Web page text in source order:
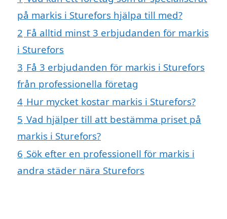
på markis i Sturefors hjälpa till med?
2 Få alltid minst 3 erbjudanden för markis
i Sturefors
3 Få 3 erbjudanden för markis i Sturefors
från professionella företag
4 Hur mycket kostar markis i Sturefors?
5 Vad hjälper till att bestämma priset på
markis i Sturefors?
6 Sök efter en professionell för markis i
andra städer nära Sturefors